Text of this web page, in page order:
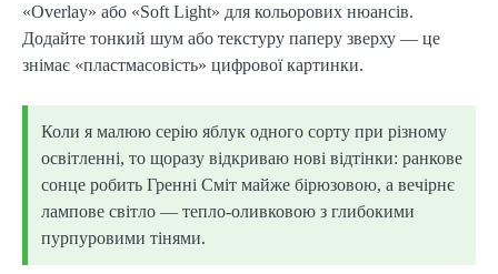
«Overlay» або «Soft Light» для кольорових нюансів.
Додайте тонкий шум або текстуру паперу зверху — це
знімає «пластмасовість» цифрової картинки.
Коли я малюю серію яблук одного сорту при різному
освітленні, то щоразу відкриваю нові відтінки: ранкове
сонце робить Гренні Сміт майже бірюзовою, а вечірнє
лампове світло — тепло-оливковою з глибокими
пурпуровими тінями.